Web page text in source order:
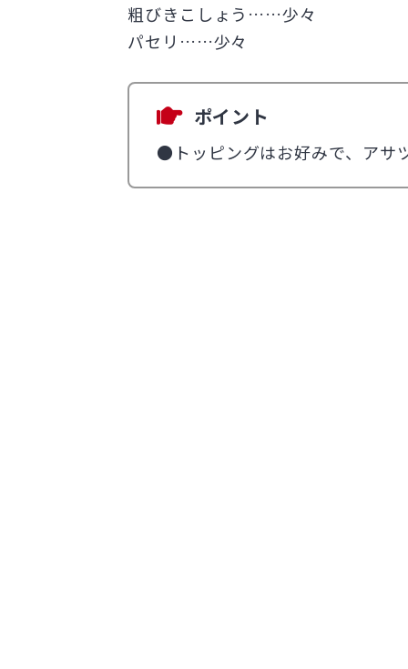
粗びきこしょう……少々
パセリ……少々
ポイント
●トッピングはお好みで、アサ